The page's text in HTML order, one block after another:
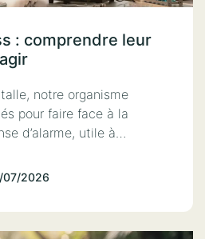
: comprendre leur
notre organisme
pour faire face à la
d’alarme, utile à…
07/2026